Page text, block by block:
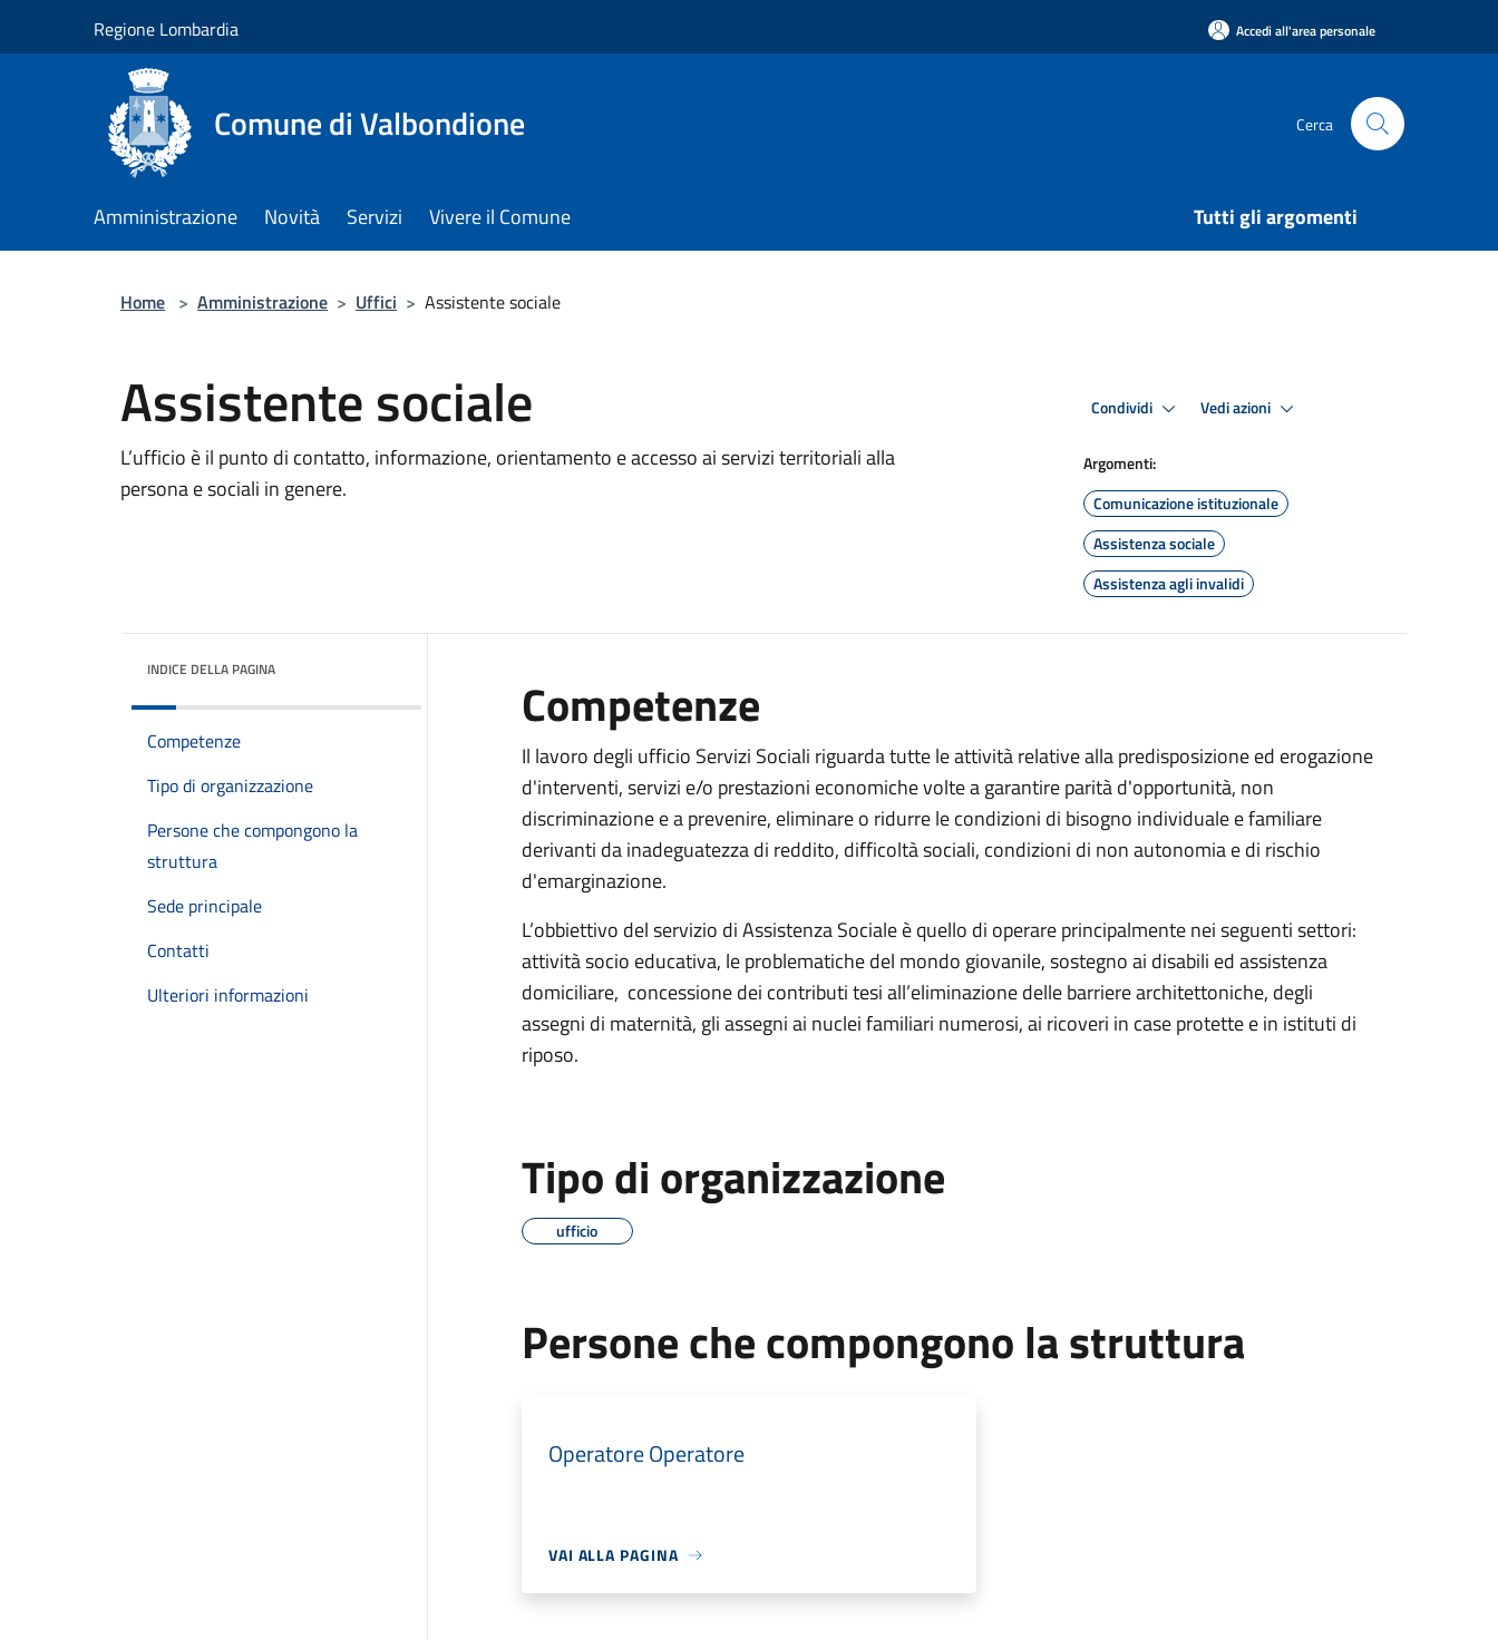
Regione Lombardia Accedi all'area personale
Comune di Valbondione Cerca
Amministrazione Novità Servizi Vivere il Comune Tutti gli argomenti
Home > Amministrazione > Uffici > Assistente sociale
Assistente sociale
L’ufficio è il punto di contatto, informazione, orientamento e accesso ai servizi territoriali alla
persona e sociali in genere.
Condividi Vedi azioni
Argomenti:
Comunicazione istituzionale
Assistenza sociale
Assistenza agli invalidi
INDICE DELLA PAGINA
Competenze
Tipo di organizzazione
Persone che compongono la
struttura
Sede principale
Contatti
Ulteriori informazioni
Competenze
Il lavoro degli ufficio Servizi Sociali riguarda tutte le attività relative alla predisposizione ed erogazione
d'interventi, servizi e/o prestazioni economiche volte a garantire parità d'opportunità, non
discriminazione e a prevenire, eliminare o ridurre le condizioni di bisogno individuale e familiare
derivanti da inadeguatezza di reddito, difficoltà sociali, condizioni di non autonomia e di rischio
d'emarginazione.
L’obbiettivo del servizio di Assistenza Sociale è quello di operare principalmente nei seguenti settori:
attività socio educativa, le problematiche del mondo giovanile, sostegno ai disabili ed assistenza
domiciliare, concessione dei contributi tesi all’eliminazione delle barriere architettoniche, degli
assegni di maternità, gli assegni ai nuclei familiari numerosi, ai ricoveri in case protette e in istituti di
riposo.
Tipo di organizzazione
ufficio
Persone che compongono la struttura
Operatore Operatore
VAI ALLA PAGINA